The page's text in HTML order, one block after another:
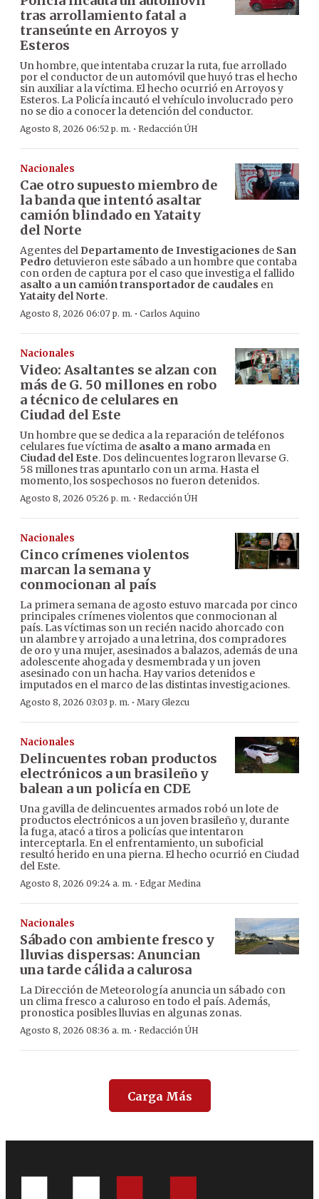
tras arrollamiento fatal a
transeúnte en Arroyos y
Esteros
Un hombre, que intentaba cruzar la ruta, fue arrollado
por el conductor de un automóvil que huyó tras el hecho
sin auxiliar a la víctima. El hecho ocurrió en Arroyos y
Esteros. La Policía incautó el vehículo involucrado pero
no se dio a conocer la detención del conductor.
Agosto 8, 2026 06:52 p. m. · Redacción ÚH
Nacionales
Cae otro supuesto miembro de
la banda que intentó asaltar
camión blindado en Yataity
del Norte
Agentes del Departamento de Investigaciones de San
Pedro detuvieron este sábado a un hombre que contaba
con orden de captura por el caso que investiga el fallido
asalto a un camión transportador de caudales en
Yataity del Norte.
Agosto 8, 2026 06:07 p. m. · Carlos Aquino
Nacionales
Video: Asaltantes se alzan con
más de G. 50 millones en robo
a técnico de celulares en
Ciudad del Este
Un hombre que se dedica a la reparación de teléfonos
celulares fue víctima de asalto a mano armada en
Ciudad del Este. Dos delincuentes lograron llevarse G.
58 millones tras apuntarlo con un arma. Hasta el
momento, los sospechosos no fueron detenidos.
Agosto 8, 2026 05:26 p. m. · Redacción ÚH
Nacionales
Cinco crímenes violentos
marcan la semana y
conmocionan al país
La primera semana de agosto estuvo marcada por cinco
principales crímenes violentos que conmocionan al
país. Las víctimas son un recién nacido ahorcado con
un alambre y arrojado a una letrina, dos compradores
de oro y una mujer, asesinados a balazos, además de una
adolescente ahogada y desmembrada y un joven
asesinado con un hacha. Hay varios detenidos e
imputados en el marco de las distintas investigaciones.
Agosto 8, 2026 03:03 p. m. · Mary Glezcu
Nacionales
Delincuentes roban productos
electrónicos a un brasileño y
balean a un policía en CDE
Una gavilla de delincuentes armados robó un lote de
productos electrónicos a un joven brasileño y, durante
la fuga, atacó a tiros a policías que intentaron
interceptarla. En el enfrentamiento, un suboficial
resultó herido en una pierna. El hecho ocurrió en Ciudad
del Este.
Agosto 8, 2026 09:24 a. m. · Edgar Medina
Nacionales
Sábado con ambiente fresco y
lluvias dispersas: Anuncian
una tarde cálida a calurosa
La Dirección de Meteorología anuncia un sábado con
un clima fresco a caluroso en todo el país. Además,
pronostica posibles lluvias en algunas zonas.
Agosto 8, 2026 08:36 a. m. · Redacción ÚH
Carga Más